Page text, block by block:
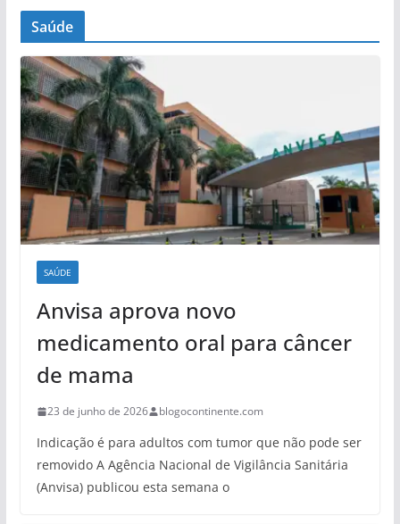
Saúde
SAÚDE
Anvisa aprova novo
medicamento oral para câncer
de mama
23 de junho de 2026 blogocontinente.com
Indicação é para adultos com tumor que não pode ser
removido A Agência Nacional de Vigilância Sanitária
(Anvisa) publicou esta semana o